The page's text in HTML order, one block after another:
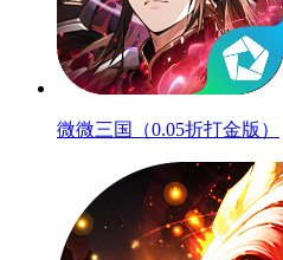
微微三国（0.05折打金版）